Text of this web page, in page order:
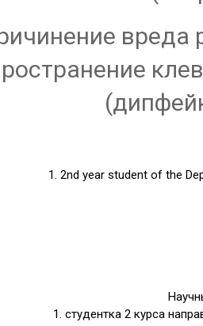
вреда
1. 2nd year student of the
1. студентка 2 курса